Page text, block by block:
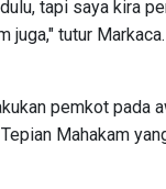
tapi saya kira
juga," tutur
pemkot pada
Mahakam